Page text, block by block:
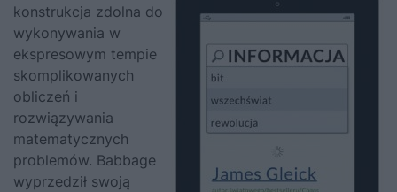
konstrukcja zdolna do
wykonywania w
ekspresowym tempie
skomplikowanych
obliczeń i
rozwiązywania
matematycznych
problemów. Babbage
wyprzedził swoją